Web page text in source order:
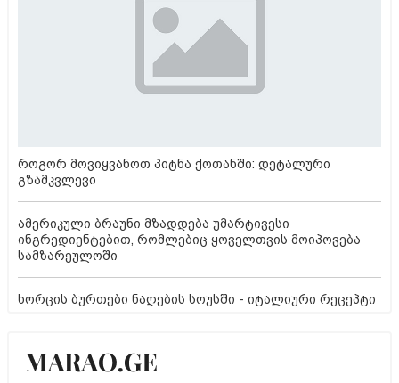
როგორ მოვიყვანოთ პიტნა ქოთანში: დეტალური
გზამკვლევი
ამერიკული ბრაუნი მზადდება უმარტივესი
ინგრედიენტებით, რომლებიც ყოველთვის მოიპოვება
სამზარეულოში
ხორცის ბურთები ნაღების სოუსში - იტალიური რეცეპტი